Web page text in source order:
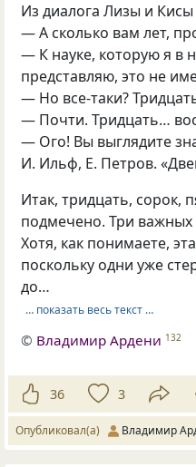
Из диалога Лизы и
— А сколько вам лет,
— К науке, которую я в
представляю, это не
— Но все-таки?
— Почти. Тридцать…
— Ого! Вы выглядите
И. Ильф, Е. Петров.
Итак, тридцать, сорок,
подмечено. Три
Хотя, как понимаете,
поскольку одни уже
до…
… показать весь текст …
© Владимир Ардени 132
36 3
Опубликовал(а) Владимир